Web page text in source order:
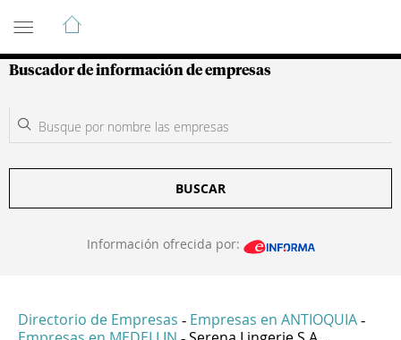
Guía de Empresas Colombianas
Buscador de información de empresas
BUSCAR
Información ofrecida por:
Directorio de Empresas - Empresas en ANTIOQUIA -